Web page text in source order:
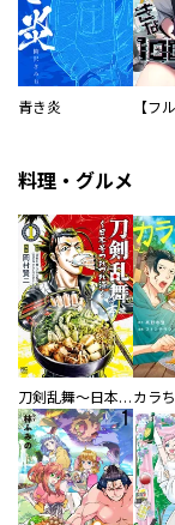
青き炎
料理・グルメ
刀剣乱舞～日本号つれづれ酒～